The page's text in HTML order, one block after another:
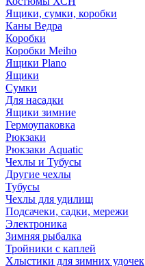
Ящики, сумки, коробки
Каны Ведра
Коробки
Коробки Meiho
Ящики Plano
Ящики
Сумки
Для насадки
Ящики зимние
Гермоупаковка
Рюкзаки
Рюкзаки Aquatic
Чехлы и Тубусы
Другие чехлы
Тубусы
Чехлы для удилищ
Подсачеки, садки, мережи
Электроника
Зимняя рыбалка
Тройники с каплей
Хлыстики для зимних удочек